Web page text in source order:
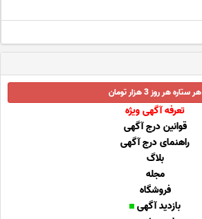
هر ستاره هر روز 3 هزار تومان
تعرفه آگهی ویژه
قوانین درج آگهی
راهنمای درج آگهی
بلاگ
مجله
فروشگاه
بازدید آگهی